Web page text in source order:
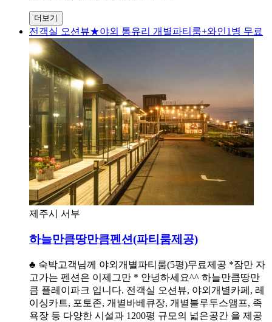
더보기
전객실 오션뷰★야외 통유리 개별파티룸+와인1병 무료
제주시 서부
하늘만큼땅만큼펜션(파티룸제공)
♣ 숙박고객님께 야외개별파티룸(5평)무료제공 *잠만 자
고가는 펜션은 이제그만 * 안녕하세요^^ 하늘만큼땅만
큼 플레이파크 입니다. 전객실 오션뷰, 야외개별카페, 레
이싱카트, 포토존, 개별바베큐장, 개별블루투스앰프, 족
욕장 등 다양한 시설과 1200평 규모의 넓은공간 을 제공